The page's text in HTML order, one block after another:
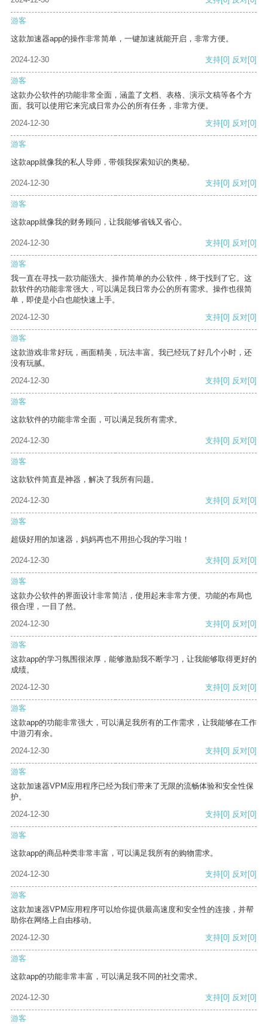
游客
这款加速器app的操作非常简单，一键加速就能开启，非常方便。
2024-12-30 支持[0] 反对[0]
游客
这款办公软件的功能非常全面，涵盖了文档、表格、演示文稿等各个方
面。我可以使用它来完成日常办公的所有任务，非常方便。
2024-12-30
支持[0] 反对[0]
游客
这款app就像我的私人导师，带领我探索知识的奥秘。
2024-12-30 支持[0] 反对[0]
游客
这款app就像我的财务顾问，让我能够省钱又省心。
2024-12-30 支持[0] 反对[0]
游客
我一直在寻找一款功能强大、操作简单的办公软件，终于找到了它。这
款软件的功能非常强大，可以满足我日常办公的所有需求。操作也很简
单，即使是小白也能快速上手。
2024-12-30
支持[0] 反对[0]
游客
这款游戏非常好玩，画面精美，玩法丰富。我已经玩了好几个小时，还
没有玩腻。
2024-12-30
支持[0] 反对[0]
游客
这款软件的功能非常全面，可以满足我所有需求。
2024-12-30 支持[0] 反对[0]
游客
这款软件简直是神器，解决了我所有问题。
2024-12-30 支持[0] 反对[0]
游客
超级好用的加速器，妈妈再也不用担心我的学习啦！
2024-12-30 支持[0] 反对[0]
游客
这款办公软件的界面设计非常简洁，使用起来非常方便。功能的布局也
很合理，一目了然。
2024-12-30
支持[0] 反对[0]
游客
这款app的学习氛围很浓厚，能够激励我不断学习，让我能够取得更好的
成绩。
2024-12-30
支持[0] 反对[0]
游客
这款app的功能非常强大，可以满足我所有的工作需求，让我能够在工作
中游刃有余。
2024-12-30
支持[0] 反对[0]
游客
这款加速器VPM应用程序已经为我们带来了无限的流畅体验和安全性保
护。
2024-12-30
支持[0] 反对[0]
游客
这款app的商品种类非常丰富，可以满足我所有的购物需求。
2024-12-30 支持[0] 反对[0]
游客
这款加速器VPM应用程序可以给你提供最高速度和安全性的连接，并帮
助你在网络上自由移动。
2024-12-30
支持[0] 反对[0]
游客
这款app的功能非常丰富，可以满足我不同的社交需求。
2024-12-30 支持[0] 反对[0]
游客